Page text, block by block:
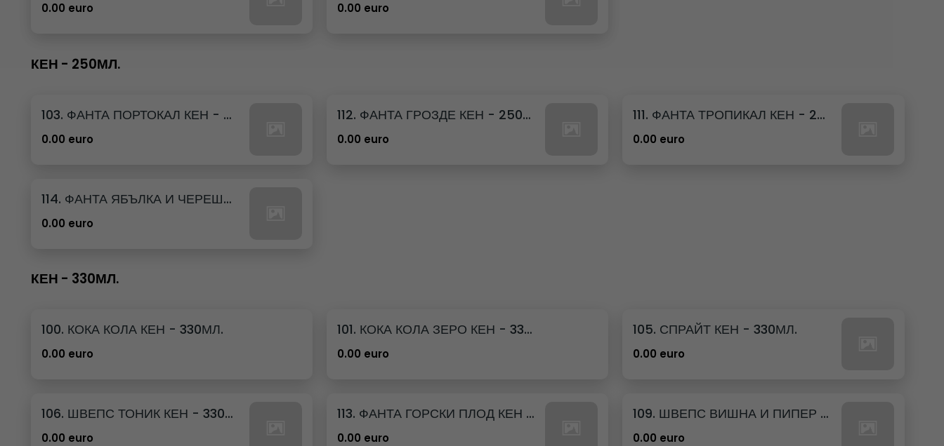
0.00 euro 0.00 euro
КЕН - 250МЛ.
103. ФАНТА ПОРТОКАЛ КЕН - 250МЛ.
0.00 euro
112. ФАНТА ГРОЗДЕ КЕН - 250МЛ.
0.00 euro
111. ФАНТА ТРОПИКАЛ КЕН - 250МЛ.
0.00 euro
114. ФАНТА ЯБЪЛКА И ЧЕРЕША КЕН - 250МЛ.
0.00 euro
КЕН - 330МЛ.
100. КОКА КОЛА КЕН - 330МЛ.
0.00 euro
101. КОКА КОЛА ЗЕРО КЕН - 330МЛ.
0.00 euro
105. СПРАЙТ КЕН - 330МЛ.
0.00 euro
106. ШВЕПС ТОНИК КЕН - 330МЛ.
0.00 euro
113. ФАНТА ГОРСКИ ПЛОД КЕН - 330МЛ.
0.00 euro
109. ШВЕПС ВИШНА И ПИПЕР КЕН - 330МЛ.
0.00 euro